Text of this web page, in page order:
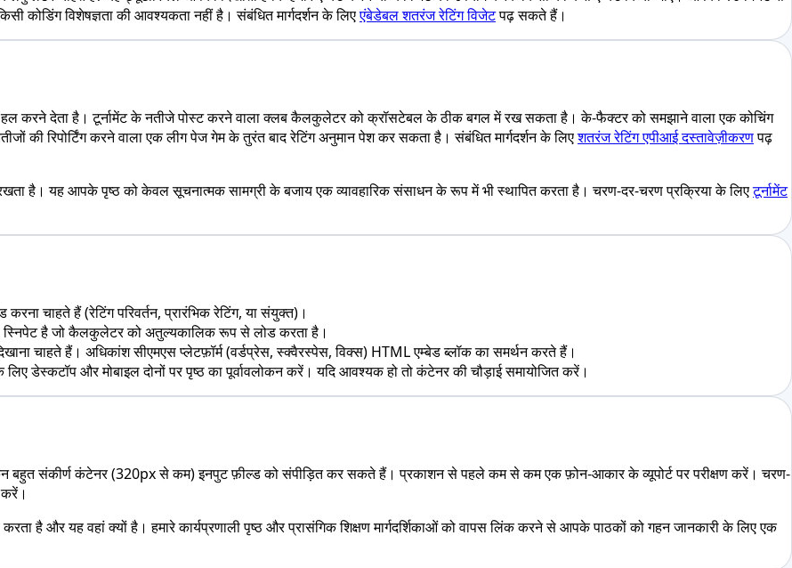
कोडिंग विशेषज्ञता की आवश्यकता नहीं है। संबंधित मार्गदर्शन के लिएएंबेडेबल शतरंज रेटिंग विजेटपढ़ सकते हैं।
करने देता है। टूर्नामेंट के नतीजे पोस्ट करने वाला क्लब कैलकुलेटर को क्रॉसटेबल के ठीक बगल में रख सकता है। के-फैक्टर को समझाने वाला एक कोचिंग
की रिपोर्टिंग करने वाला एक लीग पेज गेम के तुरंत बाद रेटिंग अनुमान पेश कर सकता है। संबंधित मार्गदर्शन के लिएशतरंज रेटिंग एपीआई दस्तावेज़ीकरणपढ़
है। यह आपके पृष्ठ को केवल सूचनात्मक सामग्री के बजाय एक व्यावहारिक संसाधन के रूप में भी स्थापित करता है। चरण-दर-चरण प्रक्रिया के लिएटूर्नामेंट
चाहते हैं (रेटिंग परिवर्तन, प्रारंभिक रेटिंग, या संयुक्त)।
है जो कैलकुलेटर को अतुल्यकालिक रूप से लोड करता है।
चाहते हैं। अधिकांश सीएमएस प्लेटफ़ॉर्म (वर्डप्रेस, स्क्वैरस्पेस, विक्स) HTML एम्बेड ब्लॉक का समर्थन करते हैं।
और मोबाइल दोनों पर पृष्ठ का पूर्वावलोकन करें। यदि आवश्यक हो तो कंटेनर की चौड़ाई समायोजित करें।
बहुत संकीर्ण कंटेनर (320px से कम) इनपुट फ़ील्ड को संपीड़ित कर सकते हैं। प्रकाशन से पहले कम से कम एक फ़ोन-आकार के व्यूपोर्ट पर परीक्षण करें। चरण-
और यह वहां क्यों है। हमारे कार्यप्रणाली पृष्ठ और प्रासंगिक शिक्षण मार्गदर्शिकाओं को वापस लिंक करने से आपके पाठकों को गहन जानकारी के लिए एक